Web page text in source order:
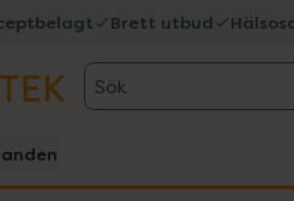
Brett utbud
Sök